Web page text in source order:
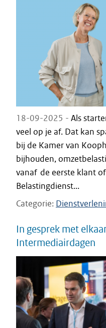
18-09-2025 - Als
veel op je af. Dat kan
bij de Kamer van
bijhouden,
vanaf de eerste klant
Belastingdienst...
Categorie
In gesprek met
Intermediairdagen